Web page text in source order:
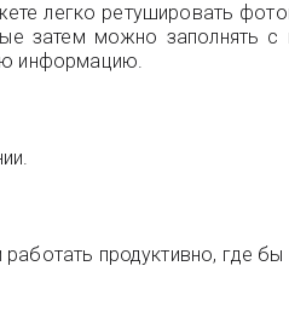
легко ретушировать
затем можно заполнять
информацию.
продуктивно, где бы